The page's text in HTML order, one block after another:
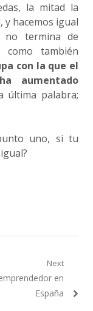
la mitad la
hacemos igual
no termina de
como también
con la que el
aumentado
última palabra;
uno, si tu
Next
en
España